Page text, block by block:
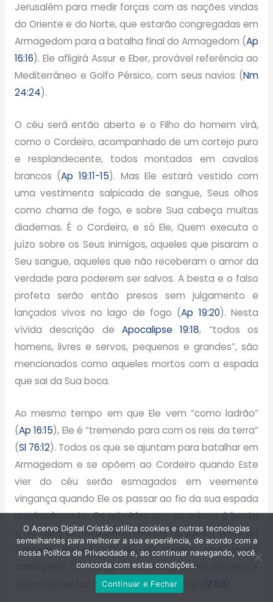
Jerusalém para medir forças com as nações vindas
do Oriente e do Norte, que estarão congregadas em
Armagedom para a batalha final do Armagedom (Ap
16:16). Ele afligirá Assur e Eber, provável referência ao
Mediterrâneo e Golfo Pérsico, com seus navios (Nm
24:24).
O céu será então aberto e o Filho do homem virá,
como o Cordeiro, acompanhado de um cortejo puro
e resplandecente, todos montados em cavalos
brancos (Ap 19:11-15). Mas Ele estará vestido com
uma vestimenta salpicada de sangue, Seus olhos
como chama de fogo, e sobre Sua cabeça muitas
diademas. É o Cordeiro, e só Ele, Quem executa o
juízo sobre os Seus inimigos, aqueles que pisaram o
Seu sangue, aqueles que não receberam o amor da
verdade para poderem ser salvos. A besta e o falso
profeta serão então presos sem julgamento e
lançados vivos no lago de fogo (Ap 19:20). Nesta
vívida descrição de Apocalipse 19:18, “todos os
homens, livres e servos, pequenos e grandes”, são
mencionados como aqueles mortos com a espada
que sai da Sua boca.
Ao mesmo tempo em que Ele vem “como ladrão”
(Ap 16:15), Ele é “tremendo para com os reis da terra”
(Sl 76:12). Todos os que se ajuntam para batalhar em
Armagedom e se opõem ao Cordeiro quando Este
vier do céu serão esmagados em veemente
vingança quando Ele os passar ao fio da sua espada
resplandecente. Os rebeldes que se uniram à besta
e ao falso profeta serão mortos na súbita vinda do
Cordeiro do céu. O dia do Senhor terá então
começado. Os reis parecem desaparecer da cena e
deles não se faz menção daí em diante (
O Acervo Digital Cristão utiliza cookies e outras tecnologias
semelhantes para melhorar a sua experiência, de acordo com a
nossa Política de Privacidade e, ao continuar navegando, você
concorda com estas condições.
Continuar e Fechar